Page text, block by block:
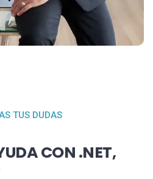
TUS DUDAS
CON .NET,